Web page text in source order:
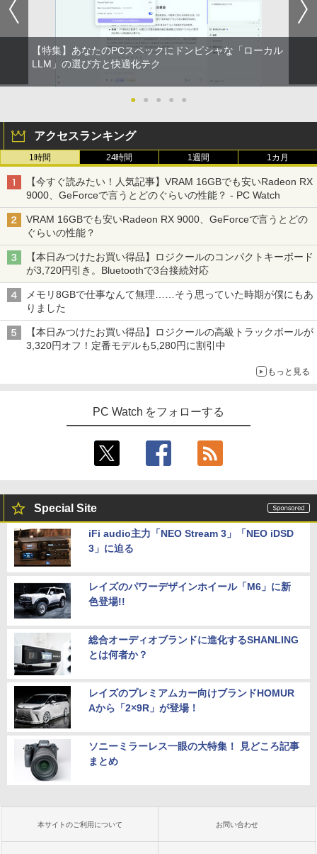
￥998
【特集】あなたのPCスペックにドンピシャな「ローカル
LLM」の選び方と快適化テク
● ● ● ● ●
アクセスランキング
1時間 24時間 1週間 1カ月
【今すぐ読みたい！人気記事】VRAM 16GBでも安いRadeon RX
9000、GeForceで言うとどのぐらいの性能？ - PC Watch
VRAM 16GBでも安いRadeon RX 9000、GeForceで言うとどの
ぐらいの性能？
【本日みつけたお買い得品】ロジクールのコンパクトキーボード
が3,720円引き。Bluetoothで3台接続対応
メモリ8GBで仕事なんて無理……そう思っていた時期が僕にもあ
りました
【本日みつけたお買い得品】ロジクールの高級トラックボールが
3,320円オフ！定番モデルも5,280円に割引中
もっと見る
PC Watch をフォローする
Special Site
iFi audio主力「NEO Stream 3」「NEO iDSD
3」に迫る
レイズのパワーデザインホイール「M6」に新
色登場!!
総合オーディオブランドに進化するSHANLING
とは何者か？
レイズのプレミアムカー向けブランドHOMUR
Aから「2×9R」が登場！
ソニーミラーレス一眼の大特集！ 見どころ記事
まとめ
本サイトのご利用について お問い合わせ